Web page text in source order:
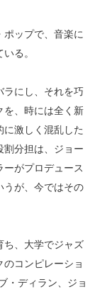
ップで、音楽に
る。
ラにし、それを巧
を、時には全く新
激しく混乱した
分担は、ジョー
がプロデュース
うが、今ではその
ち、大学でジャズ
コンピレーショ
・ディラン、ジョ